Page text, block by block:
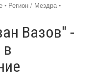
• Регион / Мездра •
Вазов" -